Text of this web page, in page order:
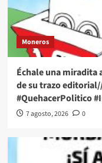
Moneros
Échale una miradita
de su trazo
#QuehacerPolitico
7 agosto, 2026 0